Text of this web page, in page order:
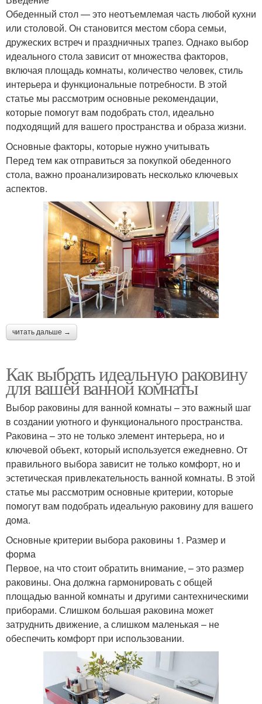
Обеденный стол — это неотъемлемая часть любой кухни
или столовой. Он становится местом сбора семьи,
дружеских встреч и праздничных трапез. Однако выбор
идеального стола зависит от множества факторов,
включая площадь комнаты, количество человек, стиль
интерьера и функциональные потребности. В этой
статье мы рассмотрим основные рекомендации,
которые помогут вам подобрать стол, идеально
подходящий для вашего пространства и образа жизни.
Основные факторы, которые нужно учитывать
Перед тем как отправиться за покупкой обеденного
стола, важно проанализировать несколько ключевых
аспектов.
читать дальше →
Как выбрать идеальную раковину
для вашей ванной комнаты
Выбор раковины для ванной комнаты – это важный шаг
в создании уютного и функционального пространства.
Раковина – это не только элемент интерьера, но и
ключевой объект, который используется ежедневно. От
правильного выбора зависит не только комфорт, но и
эстетическая привлекательность ванной комнаты. В этой
статье мы рассмотрим основные критерии, которые
помогут вам подобрать идеальную раковину для вашего
дома.
Основные критерии выбора раковины 1. Размер и
форма
Первое, на что стоит обратить внимание, – это размер
раковины. Она должна гармонировать с общей
площадью ванной комнаты и другими сантехническими
приборами. Слишком большая раковина может
затруднить движение, а слишком маленькая – не
обеспечить комфорт при использовании.